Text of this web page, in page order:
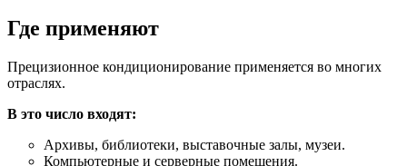
Где применяют
Прецизионное кондиционирование применяется во многих
отраслях.
В это число входят:
Архивы, библиотеки, выставочные залы, музеи.
Компьютерные и серверные помещения.